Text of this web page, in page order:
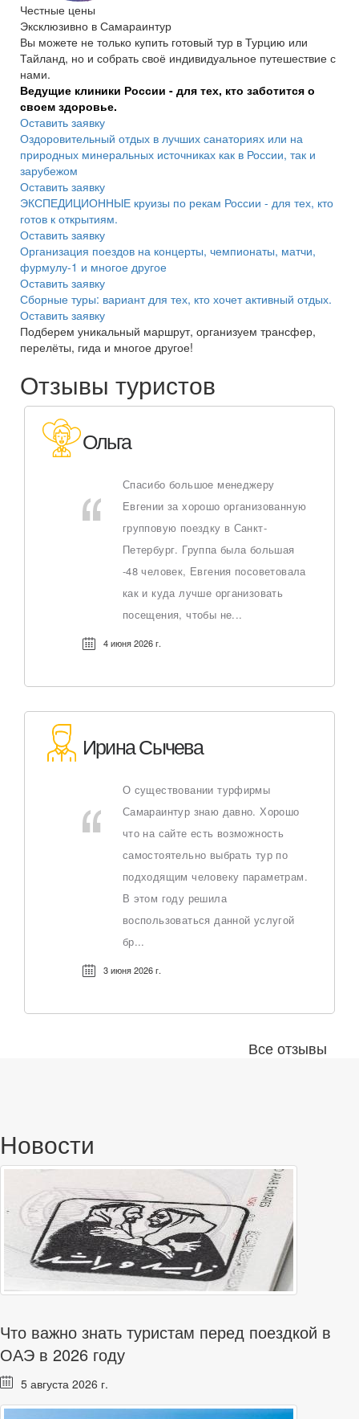
Честные цены
Эксклюзивно в Самараинтур
Вы можете не только купить готовый тур в Турцию или
Тайланд, но и собрать своё индивидуальное путешествие с
нами.
Ведущие клиники России - для тех, кто заботится о
своем здоровье.
Оставить заявку
Оздоровительный отдых в лучших санаториях или на
природных минеральных источниках как в России, так и
зарубежом
Оставить заявку
ЭКСПЕДИЦИОННЫЕ круизы по рекам России - для тех, кто
готов к открытиям.
Оставить заявку
Организация поездов на концерты, чемпионаты, матчи,
фурмулу-1 и многое другое
Оставить заявку
Сборные туры: вариант для тех, кто хочет активный отдых.
Оставить заявку
Подберем уникальный маршрут, организуем трансфер,
перелёты, гида и многое другое!
Отзывы туристов
Ольга
Спасибо большое менеджеру
Евгении за хорошо организованную
групповую поездку в Санкт-
Петербург. Группа была большая
-48 человек, Евгения посоветовала
как и куда лучше организовать
посещения, чтобы не...
4 июня 2026 г.
Ирина Сычева
О существовании турфирмы
Самараинтур знаю давно. Хорошо
что на сайте есть возможность
самостоятельно выбрать тур по
подходящим человеку параметрам.
В этом году решила
воспользоваться данной услугой
бр...
3 июня 2026 г.
Все отзывы
Новости
Что важно знать туристам перед поездкой в
ОАЭ в 2026 году
5 августа 2026 г.